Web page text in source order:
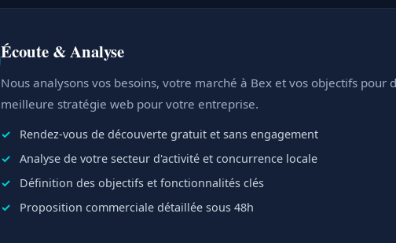
Écoute & Analyse
Nous analysons vos besoins, votre marché à Bex et vos objectifs pour
meilleure stratégie web pour votre entreprise.
Rendez-vous de découverte gratuit et sans engagement
Analyse de votre secteur d'activité et concurrence locale
Définition des objectifs et fonctionnalités clés
Proposition commerciale détaillée sous 48h